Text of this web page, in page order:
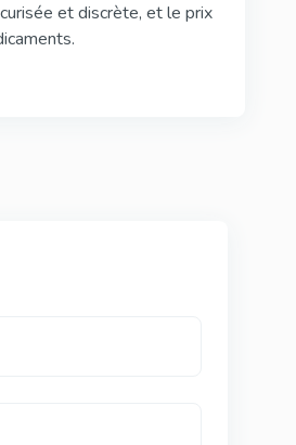
et discrète, et le prix